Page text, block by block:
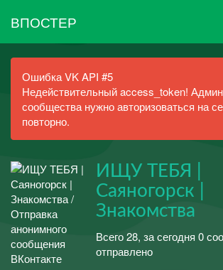
ВПОСТЕР
Ошибка VK API #5
Недействительный access_token!
сообщества нужно авторизоваться на
повторно.
ИЩУ ТЕБЯ |
Саяногорск |
Знакомства
Всего 28, за сегодня 0
отправлено